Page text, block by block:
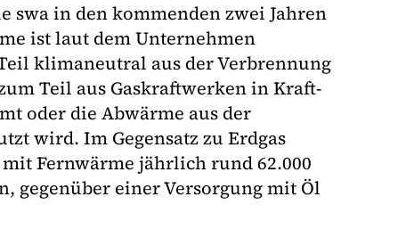
swa in den kommenden zwei Jahren
ist laut dem Unternehmen
klimaneutral aus der Verbrennung
Teil aus Gaskraftwerken in Kraft-
oder die Abwärme aus der
wird. Im Gegensatz zu Erdgas
Fernwärme jährlich rund 62.000
gegenüber einer Versorgung mit Öl